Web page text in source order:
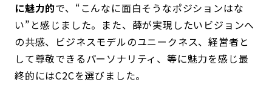
に魅力的で、“こんなに面白そうなポジションはな
い”と感じました。また、薛が実現したいビジョンへ
の共感、ビジネスモデルのユニークネス、経営者と
して尊敬できるパーソナリティ、等に魅力を感じ最
終的にはC2Cを選びました。